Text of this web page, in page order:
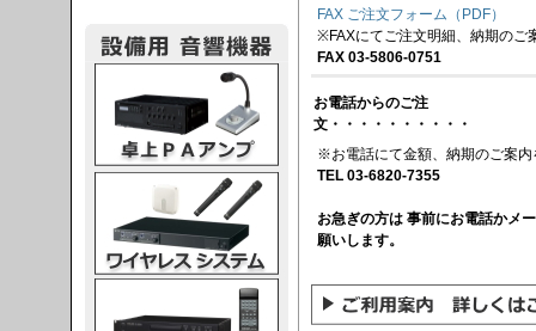
FAX ご注文フォーム（PDF）
※FAXにてご注文明細、納期のご
FAX 03-5806-0751
お電話からのご注
文・・・・・・・・・・
※お電話にて金額、納期のご案内
TEL 03-6820-7355
お急ぎの方は 事前にお電話かメ
願いします。